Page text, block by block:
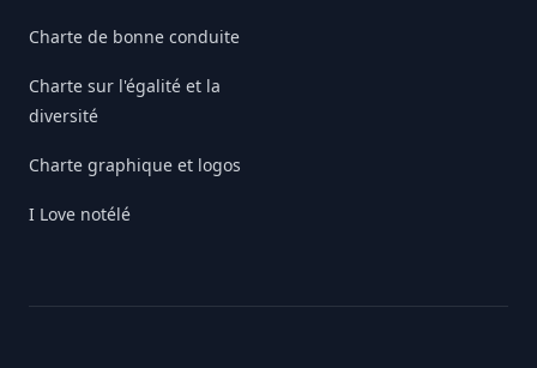
Charte de bonne conduite
Charte sur l'égalité et la
diversité
Charte graphique et logos
I Love notélé